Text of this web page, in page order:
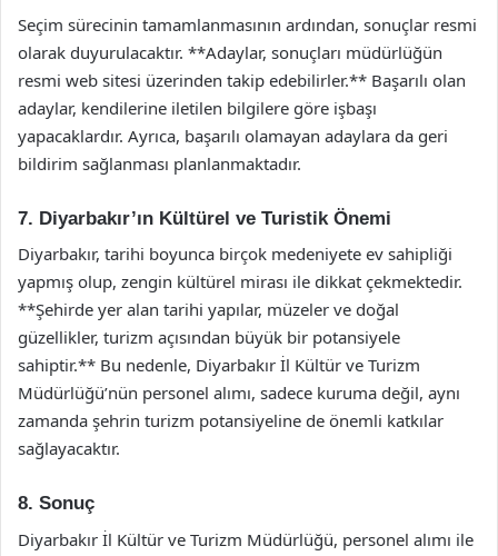
Seçim sürecinin tamamlanmasının ardından, sonuçlar resmi
olarak duyurulacaktır. **Adaylar, sonuçları müdürlüğün
resmi web sitesi üzerinden takip edebilirler.** Başarılı olan
adaylar, kendilerine iletilen bilgilere göre işbaşı
yapacaklardır. Ayrıca, başarılı olamayan adaylara da geri
bildirim sağlanması planlanmaktadır.
7. Diyarbakır’ın Kültürel ve Turistik Önemi
Diyarbakır, tarihi boyunca birçok medeniyete ev sahipliği
yapmış olup, zengin kültürel mirası ile dikkat çekmektedir.
**Şehirde yer alan tarihi yapılar, müzeler ve doğal
güzellikler, turizm açısından büyük bir potansiyele
sahiptir.** Bu nedenle, Diyarbakır İl Kültür ve Turizm
Müdürlüğü’nün personel alımı, sadece kuruma değil, aynı
zamanda şehrin turizm potansiyeline de önemli katkılar
sağlayacaktır.
8. Sonuç
Diyarbakır İl Kültür ve Turizm Müdürlüğü, personel alımı ile